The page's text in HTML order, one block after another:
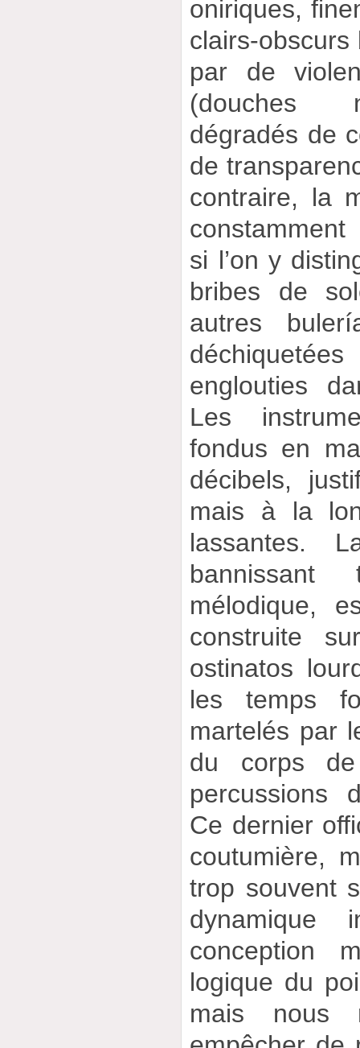
oniriques,
clairs-obscurs
par de
(douches
dégradés de
de
contraire, la
si l’on y
bribes de
autres
englouties
Les
fondus en
décibels,
mais à la
lassantes.
bannissant
mélodique,
construite
ostinatos
les temps
martelés par
du corps
percussions
Ce dernier
coutumière,
trop souvent
dynamique
conception
logique du
mais nous